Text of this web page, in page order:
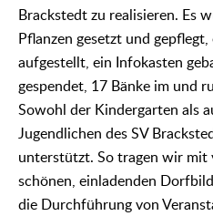
Brackstedt zu realisieren. Es
Pflanzen gesetzt und
aufgestellt, ein Infokasten
gespendet, 17 Bänke im und
Sowohl der Kindergarten als
Jugendlichen des SV
unterstützt. So tragen wir mit
schönen, einladenden
die Durchführung von